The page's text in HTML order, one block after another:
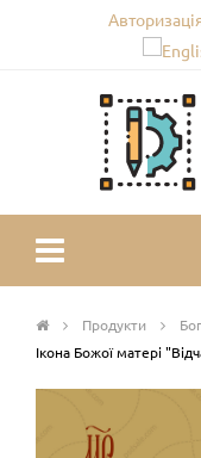
Продукти
Ікона Божої матері